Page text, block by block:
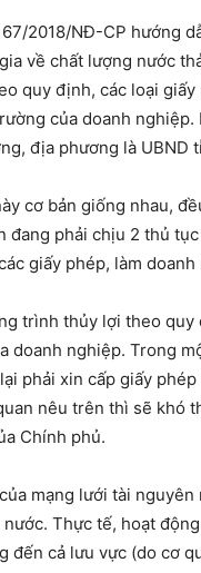
2018/NĐ-CP hướng
về chất lượng nước
quy định, các loại
của doanh
địa phương là UBND
cơ bản giống nhau,
phải chịu 2 thủ
giấy phép, làm
trình thủy lợi theo
doanh nghiệp. Trong
phải xin cấp giấy
nêu trên thì sẽ
Chính phủ.
mạng lưới tài
Thực tế, hoạt
cả lưu vực (do cơ